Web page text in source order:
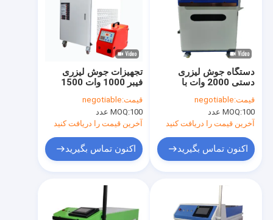
محصولات
تجهیزات جوش لیزری
فیبر 1000 وات 1500
1064 نانومتر
قیمت:negotiable
MOQ:100 عدد
آخرین قیمت را دریافت کنید
اکنون تماس بگیرید
دستگاه جوش لیزری
دستی 2000 وات با
شده است
قیمت:negotiable
MOQ:100 عدد
آخرین قیمت را دریافت کنید
اکنون تماس بگیرید